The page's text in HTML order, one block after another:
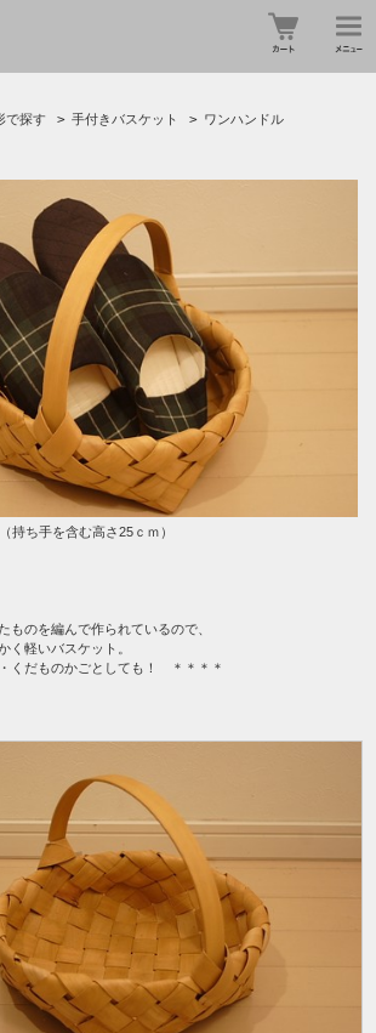
で探す > 手付きバスケット > ワンハンドル
ち手を含む高さ25ｃｍ）
のを編んで作られているので、
いバスケット。
のかごとしても！ ＊＊＊＊